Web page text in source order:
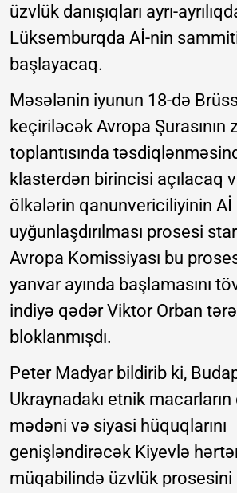
üzvlük danışıqları ayrı-
Lüksemburqda Aİ-nin
başlayacaq.
Məsələnin iyunun 18-də
keçiriləcək Avropa Şurasının
toplantısında
klasterdən birincisi açılacaq
ölkələrin qanunvericiliyinin Aİ
uyğunlaşdırılması prosesi
Avropa Komissiyası bu
yanvar ayında başlamasını
indiyə qədər Viktor Orban
bloklanmışdı.
Peter Madyar bildirib ki,
Ukraynadakı etnik
mədəni və siyasi hüquqlarını
genişləndirəcək Kiyevlə
müqabilində üzvlük prosesini